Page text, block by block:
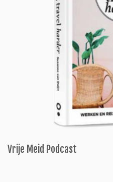
Vrije Meid Podcast